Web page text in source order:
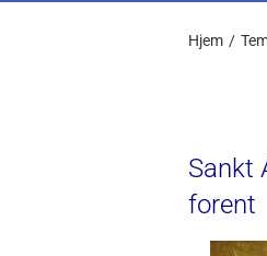
Hjem
Sankt
forent